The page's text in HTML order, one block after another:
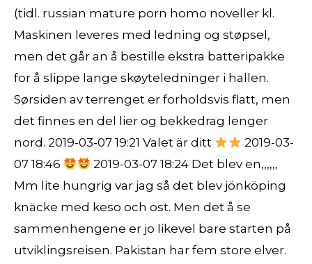
(tidl. russian mature porn homo noveller kl.
Maskinen leveres med ledning og støpsel,
men det går an å bestille ekstra batteripakke
for å slippe lange skøyteledninger i hallen.
Sørsiden av terrenget er forholdsvis flatt, men
det finnes en del lier og bekkedrag lenger
nord. 2019-03-07 19:21 Valet är ditt
2019-03-
07 18:46
2019-03-07 18:24 Det blev en,,,,,,
Mm lite hungrig var jag så det blev jönköping
knäcke med keso och ost. Men det å se
sammenhengene er jo likevel bare starten på
utviklingsreisen. Pakistan har fem store elver.